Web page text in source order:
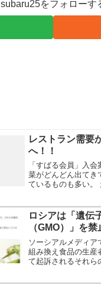
subaru25をフォローす
レストラン需要
へ！！
「すばる会員」入
菜がどんどん出てき
ているものも多い。
は、イタリア語での
Broccolo Rom...
ロシアは「遺伝
（GMO）」を
ソーシアルメディ
組み換え食品の生産
て起訴されるそれら